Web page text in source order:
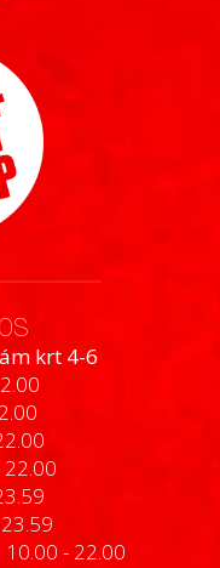
krt 4-6
22.00
- 22.00